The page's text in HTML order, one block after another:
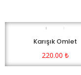
Karışık Omlet
220.00 ₺